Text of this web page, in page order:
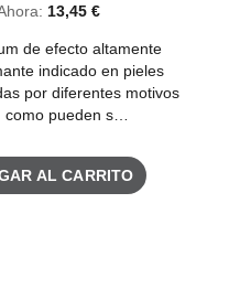
13,45 €
de efecto altamente
indicado en pieles
por diferentes motivos
como pueden s…
AL CARRITO